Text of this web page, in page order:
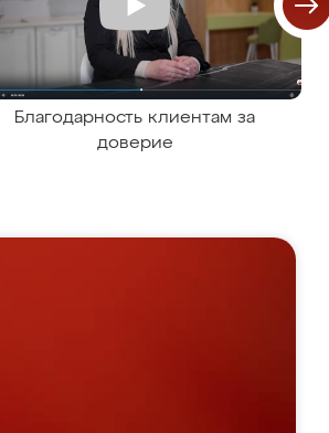
Благодарность клиентам за
доверие